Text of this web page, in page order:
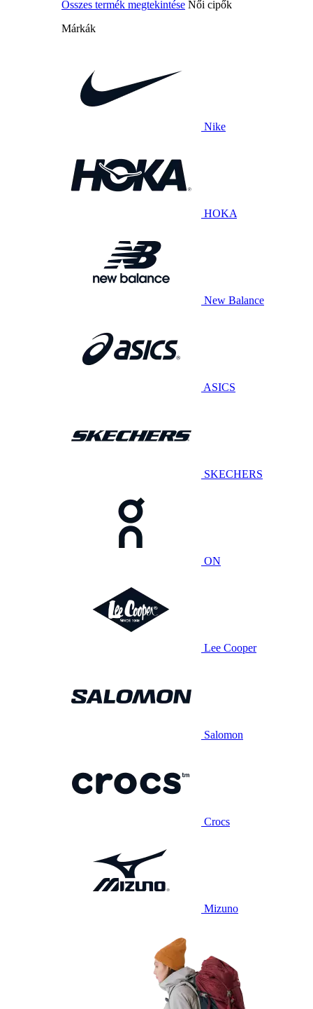
Összes termék megtekintése Női cipők
Márkák
Nike
HOKA
New Balance
ASICS
SKECHERS
ON
Lee Cooper
Salomon
Crocs
Mizuno